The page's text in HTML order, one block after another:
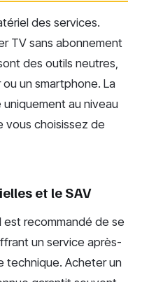
des services.
TV sans abonnement
des outils neutres,
un smartphone. La
au niveau
vous choisissez de
et le SAV
est recommandé de se
un service après-
technique. Acheter un